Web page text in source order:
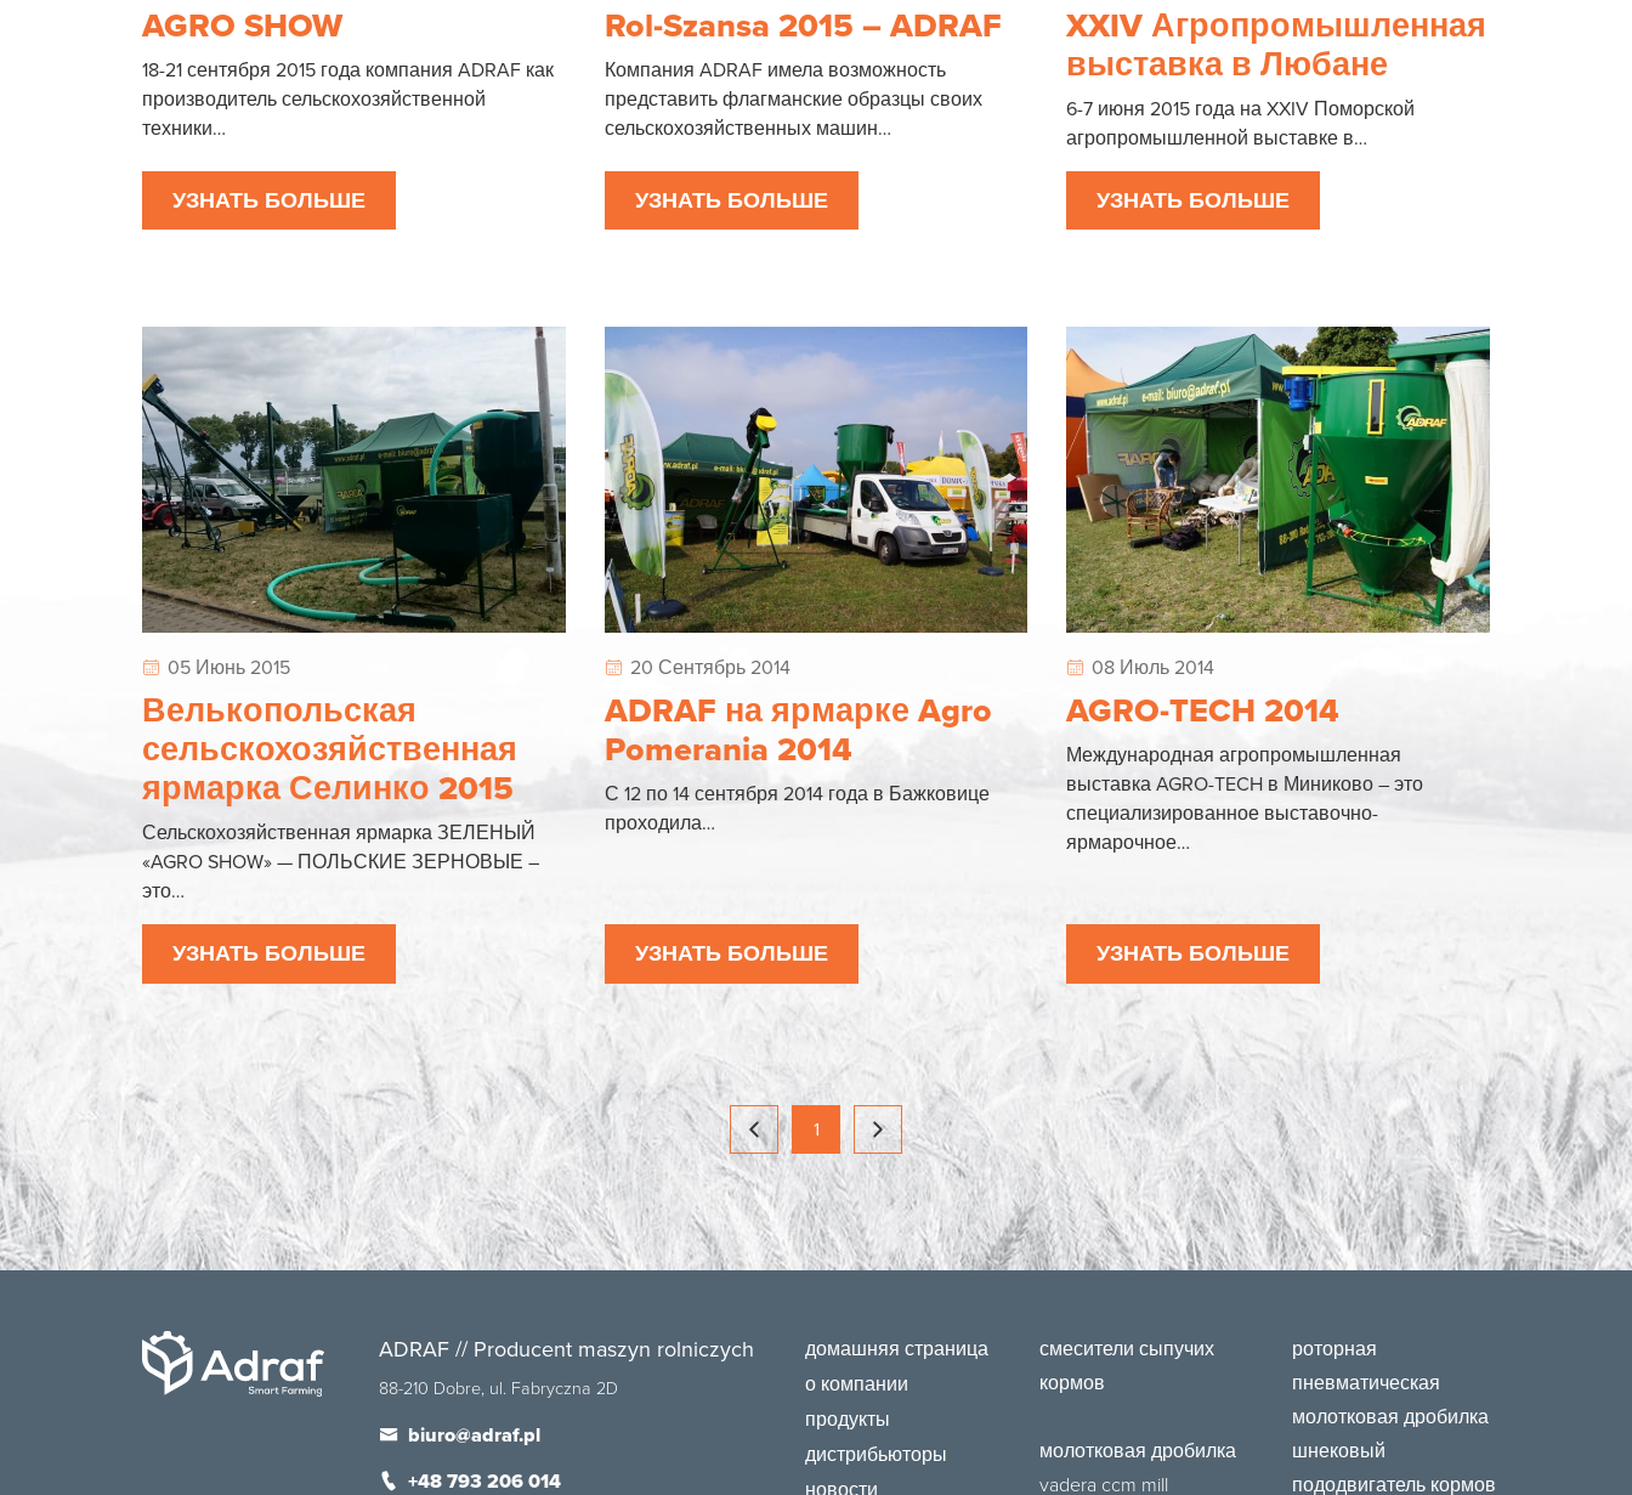
AGRO SHOW
18-21 сентября 2015 года компания ADRAF как
производитель сельскохозяйственной
техники…
УЗНАТЬ БОЛЬШЕ
Rol-Szansa 2015 – ADRAF
Компания ADRAF имела возможность
представить флагманские образцы своих
сельскохозяйственных машин…
УЗНАТЬ БОЛЬШЕ
XXIV Агропромышленная
выставка в Любане
6-7 июня 2015 года на XXIV Поморской
агропромышленной выставке в…
УЗНАТЬ БОЛЬШЕ
05 Июнь 2015
Велькопольская
сельскохозяйственная
ярмарка Селинко 2015
Сельскохозяйственная ярмарка ЗЕЛЕНЫЙ
«AGRO SHOW» — ПОЛЬСКИЕ ЗЕРНОВЫЕ –
это…
УЗНАТЬ БОЛЬШЕ
20 Сентябрь 2014
ADRAF на ярмарке Agro
Pomerania 2014
С 12 по 14 сентября 2014 года в Бажковице
проходила…
УЗНАТЬ БОЛЬШЕ
08 Июль 2014
AGRO-TECH 2014
Международная агропромышленная
выставка AGRO-TECH в Миниково – это
специализированное выставочно-
ярмарочное…
УЗНАТЬ БОЛЬШЕ
1
ADRAF // Producent maszyn rolniczych
88-210 Dobre, ul. Fabryczna 2D
biuro@adraf.pl
+48 793 206 014
домашняя страница
о компании
продукты
дистрибьюторы
новости
смесители сыпучих
кормов
роторная
пневматическая
молотковая дробилка
молотковая дробилка
vadera ccm mill
шнековый
пододвигатель кормов